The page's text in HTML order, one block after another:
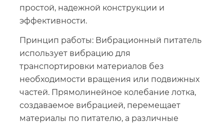
простой, надежной конструкции и
эффективности.
Принцип работы: Вибрационный питатель
использует вибрацию для
транспортировки материалов без
необходимости вращения или подвижных
частей. Прямолинейное колебание лотка,
создаваемое вибрацией, перемещает
материалы по питателю, а различные